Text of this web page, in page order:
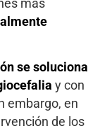
más
se soluciona
y con
embargo, en
de los